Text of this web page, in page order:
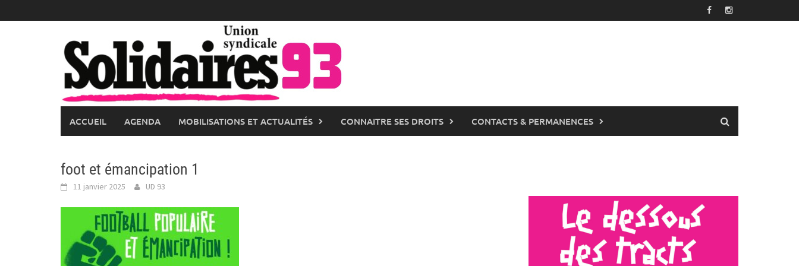
to
ACCUEIL AGENDA MOBILISATIONS ET ACTUALITÉS CONNAITRE SES DROITS CONTACTS & PERMANENCES
foot et émancipation 1
11 janvier 2025 UD 93